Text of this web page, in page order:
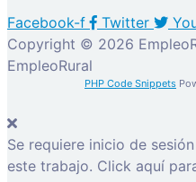
Facebook-f Twitter
Copyright © 2026
EmpleoRural
PHP Code Snippets
Se requiere inicio de
este trabajo. Click aquí